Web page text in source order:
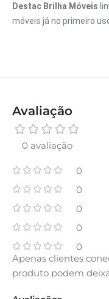
Destac Brilha Móveis
móveis já no primeiro
Avaliação
0 avaliação
0
0
0
0
0
Apenas clientes
produto podem